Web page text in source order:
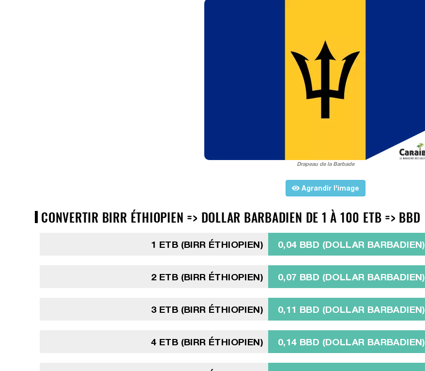
Drapeau de la Barbade
Agrandir l'image
CONVERTIR BIRR ÉTHIOPIEN => DOLLAR BARBADIEN DE 1 À 100 ETB => BBD
1 ETB (BIRR ÉTHIOPIEN) 0,04 BBD (DOLLAR BARBADIEN)
2 ETB (BIRR ÉTHIOPIEN) 0,07 BBD (DOLLAR BARBADIEN)
3 ETB (BIRR ÉTHIOPIEN) 0,11 BBD (DOLLAR BARBADIEN)
4 ETB (BIRR ÉTHIOPIEN) 0,14 BBD (DOLLAR BARBADIEN)